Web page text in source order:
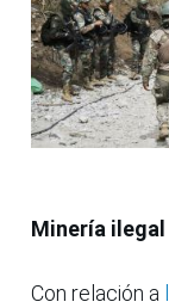
Minería ilegal
Con relación a